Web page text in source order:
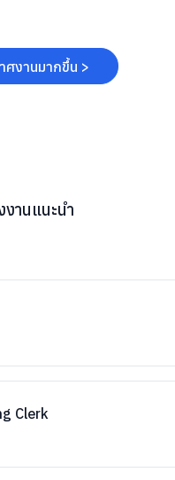
ศงานมากขึ้น >
านแนะนำ
Clerk